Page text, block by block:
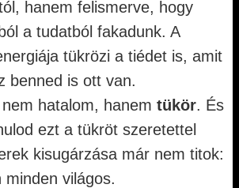
hanem felismerve, hogy
a tudatból fakadunk. A
tükrözi a tiédet is, amit
benned is ott van.
nem hatalom, hanem tükör. És
ezt a tükröt szeretettel
kisugárzása már nem titok:
minden világos.